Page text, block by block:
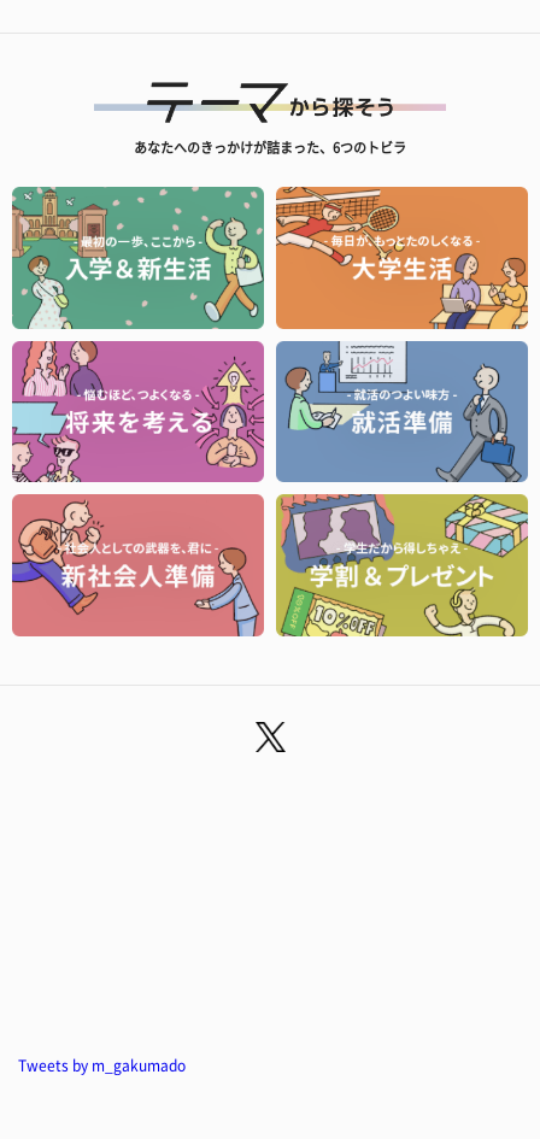
あなたへのきっかけが詰まった、6つのトビラ
Tweets by m_gakumado